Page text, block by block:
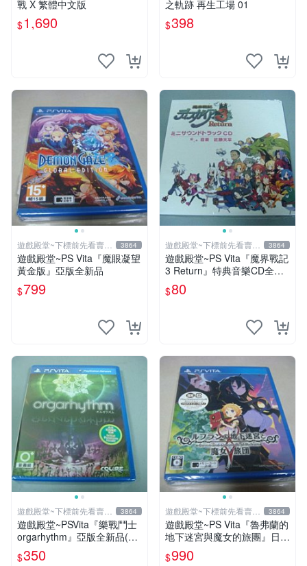
戰 X 繁體中文版
$1,690
之軌跡 再生工場 01
$398
遊戲殿堂~下標前先看賣場
關於我
3864
遊戲殿堂~PS Vita『魔眼凝望
黃金版』亞版全新品
$799
遊戲殿堂~下標前先看賣場
關於我
3864
遊戲殿堂~PS Vita『魔界戰記
3 Return』特典音樂CD全新
品未使用(不含遊戲片喔)
$80
遊戲殿堂~下標前先看賣場
關於我
3864
遊戲殿堂~PSVita『樂戰鬥士
orgarhythm』亞版全新品(內
含初回限定特典)
$350
遊戲殿堂~下標前先看賣場
關於我
3864
遊戲殿堂~PS Vita『魯弗蘭的
地下迷宮與魔女的旅團』日初
回生產特典版全新品
$990